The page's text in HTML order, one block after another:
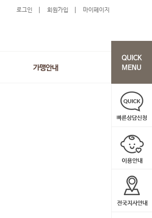
로그인 회원가입 마이페이지
가맹안내